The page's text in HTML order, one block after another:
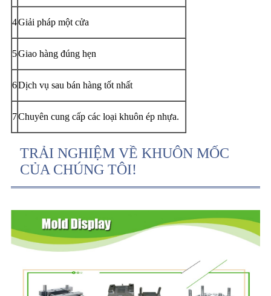
4Giải pháp một cửa
5Giao hàng đúng hẹn
6Dịch vụ sau bán hàng tốt nhất
7Chuyên cung cấp các loại khuôn ép nhựa.
TRẢI NGHIỆM VỀ KHUÔN MỐC
CỦA CHÚNG TÔI!